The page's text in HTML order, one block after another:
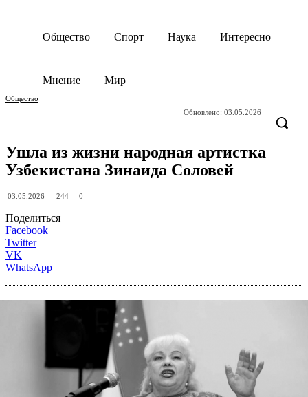
Общество Спорт Наука Интересно
Мнение Мир
Общество
Обновлено: 03.05.2026
Ушла из жизни народная артистка
Узбекистана Зинаида Соловей
03.05.2026 244 0
Поделиться
Facebook
Twitter
VK
WhatsApp